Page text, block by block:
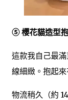
⑤ 櫻花貓造型
這款我自己最
線細緻。抱起
物流稍久（約